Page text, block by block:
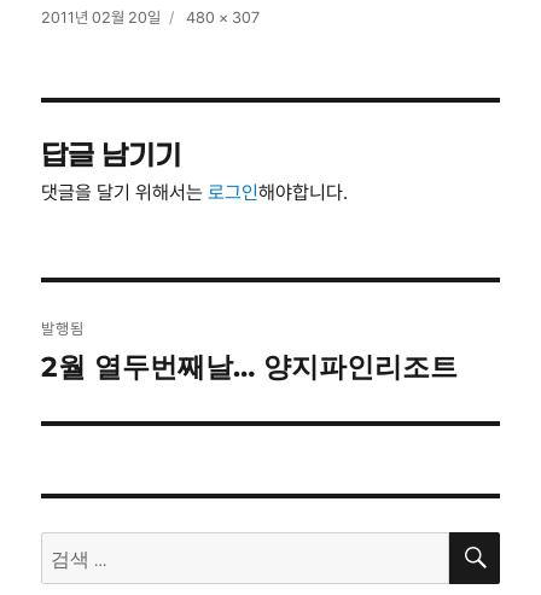
작
2011년 02월 20일
전
480 × 307
답글 남기기
댓글을 달기 위해서는로그인해야합니다.
탐
발행됨
2월 열두번째날… 양지파인리조트
색:
검